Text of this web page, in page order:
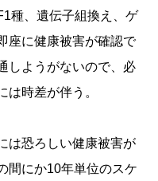
種、遺伝子組換え、ゲ
座に健康被害が確認で
しようがないので、必
は時差が伴う。
は恐ろしい健康被害が
間にか10年単位のスケ